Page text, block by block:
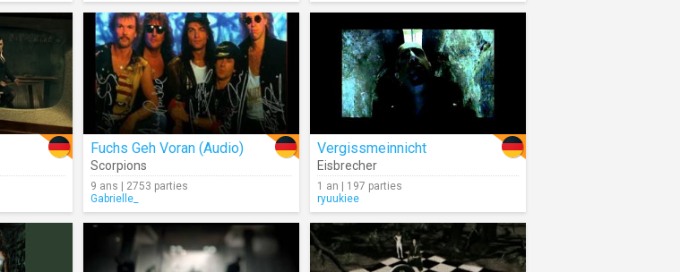
Fuchs Geh Voran (Audio)
Scorpions
9 ans | 2753 parties
Gabrielle_
Vergissmeinnicht
Eisbrecher
1 an | 197 parties
ryuukiee